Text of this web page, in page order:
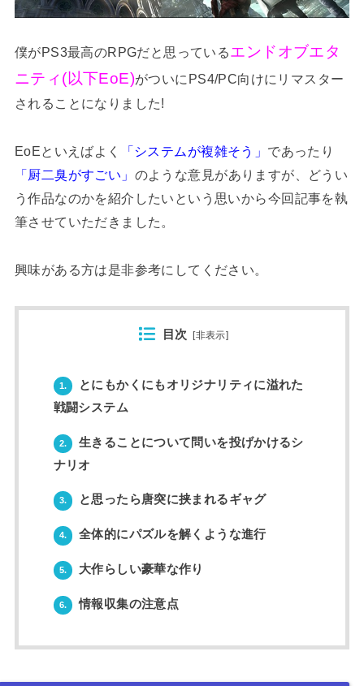
僕がPS3最高のRPGだと思っているエンドオブエタ
ニティ(以下EoE)がついにPS4/PC向けにリマスター
されることになりました!
EoEといえばよく 「システムが複雑そう」 であったり
「厨二臭がすごい」 のような意見がありますが、どうい
う作品なのかを紹介したいという思いから今回記事を執
筆させていただきました。
興味がある方は是非参考にしてください。
目次 [非表示]
1.
とにもかくにもオリジナリティに溢れた
戦闘システム
2.
生きることについて問いを投げかけるシ
ナリオ
3. と思ったら唐突に挟まれるギャグ
4. 全体的にパズルを解くような進行
5. 大作らしい豪華な作り
6. 情報収集の注意点